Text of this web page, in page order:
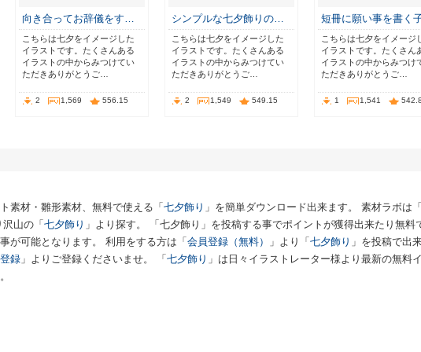
向き合ってお辞儀をす…
こちらは七夕をイメージした
イラストです。たくさんある
イラストの中からみつけてい
ただきありがとうご…
2 1,569 556.15
シンプルな七夕飾りの…
こちらは七夕をイメージした
イラストです。たくさんある
イラストの中からみつけてい
ただきありがとうご…
2 1,549 549.15
短冊に願い事を書く
こちらは七夕をイメージ
イラストです。たくさん
イラストの中からみつけ
ただきありがとうご…
1 1,541
素材・雛形素材、無料で使える「 七夕飾り 」を簡単ダウンロード出来ます。 素材ラボは「
山の「 七夕飾り 」より探す。 「七夕飾り」を投稿する事でポイントが獲得出来たり無料
が可能となります。 利用をする方は「 会員登録（無料） 」より「 七夕飾り 」を投稿で出
録 」よりご登録くださいませ。 「 七夕飾り 」は日々イラストレーター様より最新の無料